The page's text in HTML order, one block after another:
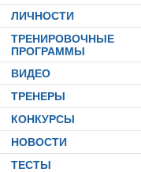
ЛИЧНОСТИ
ТРЕНИРОВОЧНЫЕ
ПРОГРАММЫ
ВИДЕО
ТРЕНЕРЫ
КОНКУРСЫ
НОВОСТИ
ТЕСТЫ